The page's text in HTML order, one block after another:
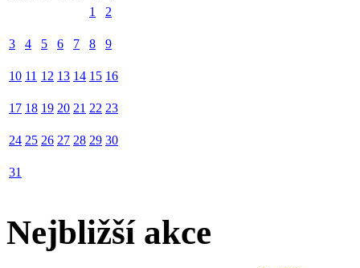
1
2
3 4 5 6 7 8 9
10 11 12 13 14 15 16
17 18 19 20 21 22 23
24 25 26 27 28 29 30
31
Nejbližší akce